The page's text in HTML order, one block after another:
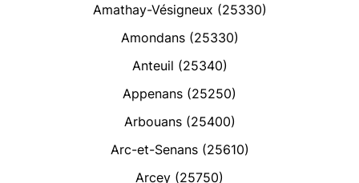
Amathay-Vésigneux (25330)
Amondans (25330)
Anteuil (25340)
Appenans (25250)
Arbouans (25400)
Arc-et-Senans (25610)
Arcey (25750)